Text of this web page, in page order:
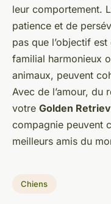
leur comportement.
patience et de
pas que l’objectif
familial harmonieux
animaux, peuvent
Avec de l’amour, du
votre Golden
compagnie peuvent
meilleurs amis du
Chiens